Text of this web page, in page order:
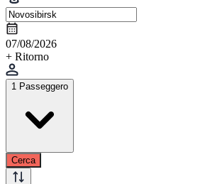
07/08/2026
+ Ritorno
1 Passeggero
Cerca